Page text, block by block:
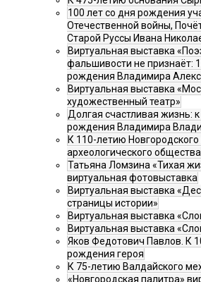
100 лет со дня рождения
Отечественной войны,
Старой Руссы Ивана
Виртуальная выставка
фальшивости не признаёт:
рождения Владимира
Виртуальная выставка
художественный театр»
Долгая счастливая жизнь:
рождения Владимира
К 110-летию
археологического общества
Татьяна Ломзина «Тихая
виртуальная фотовыставка
Виртуальная выставка
страницы истории»
Виртуальная выставка
Виртуальная выставка
Яков Федотович Павлов. К
рождения героя
К 75-летию Валдайского
«Новгородская палитра»